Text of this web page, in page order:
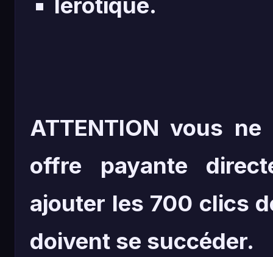
lérotique.
ATTENTION vous
offre payante
ajouter les 700 clics
doivent se succéder.